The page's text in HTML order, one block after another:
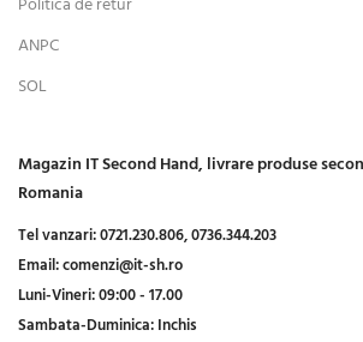
Politica de retur
ANPC
SOL
Magazin IT Second Hand, livrare produse
Romania
Tel vanzari:0721.230.806,0736.344.203
Email:comenzi@it-sh.ro
Luni-Vineri:09:00 - 17.00
Sambata-Duminica:Inchis